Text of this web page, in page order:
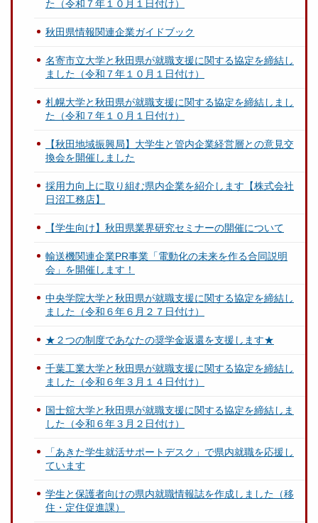
た（令和７年１０月１日付け）
秋田県情報関連企業ガイドブック
名寄市立大学と秋田県が就職支援に関する協定を締結し
ました（令和７年１０月１日付け）
札幌大学と秋田県が就職支援に関する協定を締結しまし
た（令和７年１０月１日付け）
【秋田地域振興局】大学生と管内企業経営層との意見交
換会を開催しました
採用力向上に取り組む県内企業を紹介します【株式会社
日沼工務店】
【学生向け】秋田県業界研究セミナーの開催について
輸送機関連企業PR事業「電動化の未来を作る合同説明
会」を開催します！
中央学院大学と秋田県が就職支援に関する協定を締結し
ました（令和６年６月２７日付け）
★２つの制度であなたの奨学金返還を支援します★
千葉工業大学と秋田県が就職支援に関する協定を締結し
ました（令和６年３月１４日付け）
国士舘大学と秋田県が就職支援に関する協定を締結しま
した（令和６年３月２日付け）
「あきた学生就活サポートデスク」で県内就職を応援し
ています
学生と保護者向けの県内就職情報誌を作成しました（移
住・定住促進課）